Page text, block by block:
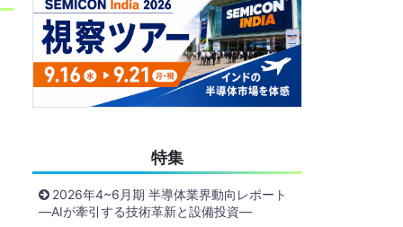
特集
2026年4~6月期 半導体業界動向レポート
―AIが牽引する技術革新と設備投資―